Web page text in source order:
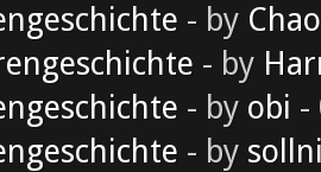
- by
- by
- by obi -
- by